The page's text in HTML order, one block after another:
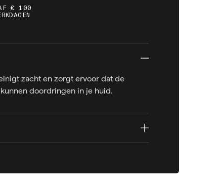
€ 100
zacht en zorgt ervoor dat de
doordringen in je huid.